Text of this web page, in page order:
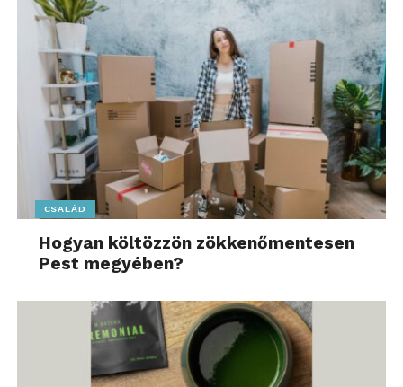
CSALÁD
Hogyan költözzön zökkenőmentesen
Pest megyében?